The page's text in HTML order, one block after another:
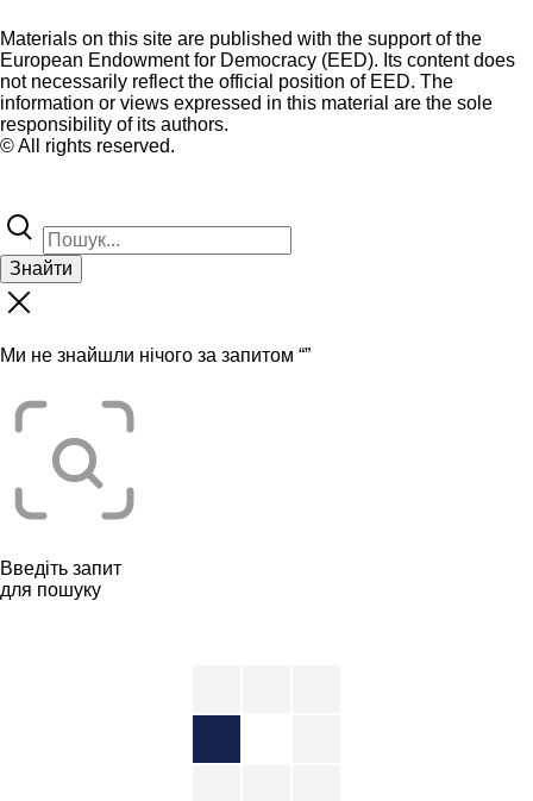
Materials on this site are published with the support of the
European Endowment for Democracy (EED). Its content does
not necessarily reflect the official position of EED. The
information or views expressed in this material are the sole
responsibility of its authors.
© All rights reserved.
Знайти
Ми не знайшли нічого за запитом “”
Введіть запит
для пошуку